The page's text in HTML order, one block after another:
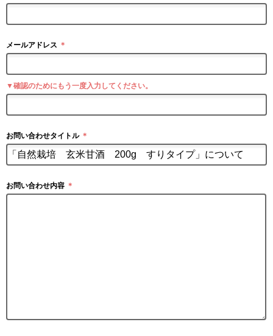
メールアドレス ＊
▼確認のためにもう一度入力してください。
お問い合わせタイトル ＊
お問い合わせ内容 ＊